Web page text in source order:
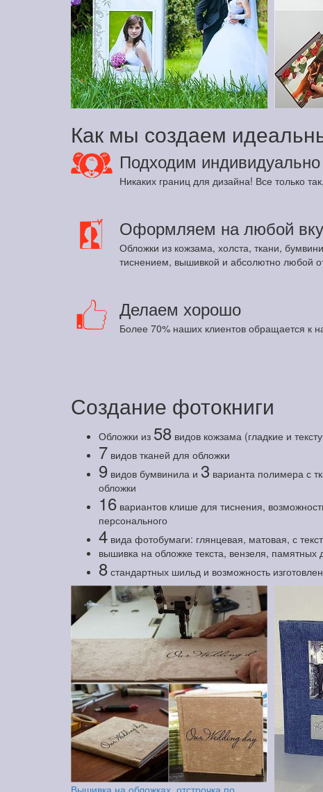
Как мы создаем
Подходим индивидуально
Никаких границ для дизайна! Все только
Оформляем на любой
Обложки из кожзама, холста, ткани,
тиснением, вышивкой и абсолютно любой
Делаем хорошо
Более 70% наших клиентов обращается к
Создание фотокниги
Обложки из 58 видов кожзама (гладкие и
7 видов тканей для обложки
9 видов бумвинила и 3 варианта полимера с
обложки
16 вариантов клише для тиснения,
персонального
4 вида фотобумаги: глянцевая, матовая, с
вышивка на обложке текста, вензеля, памятных
8 стандартных шильд и возможность
Вышивка на обложках, отстрочка по